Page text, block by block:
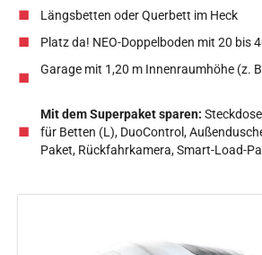
Längsbetten oder Querbett im Heck
Platz da! NEO-Doppelboden mit 20 bis
Garage mit 1,20 m Innenraumhöhe (z.
Mit dem Superpaket sparen:
für Betten (L), DuoControl,
Paket, Rückfahrkamera, Smart-Load-